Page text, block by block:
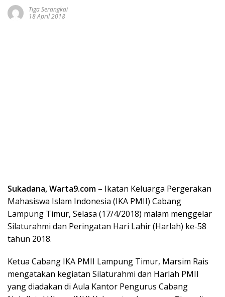
Tiga Serangkai
18 April 2018
Sukadana, Warta9.com – Ikatan Keluarga Pergerakan
Mahasiswa Islam Indonesia (IKA PMII) Cabang
Lampung Timur, Selasa (17/4/2018) malam menggelar
Silaturahmi dan Peringatan Hari Lahir (Harlah) ke-58
tahun 2018.
Ketua Cabang IKA PMII Lampung Timur, Marsim Rais
mengatakan kegiatan Silaturahmi dan Harlah PMII
yang diadakan di Aula Kantor Pengurus Cabang